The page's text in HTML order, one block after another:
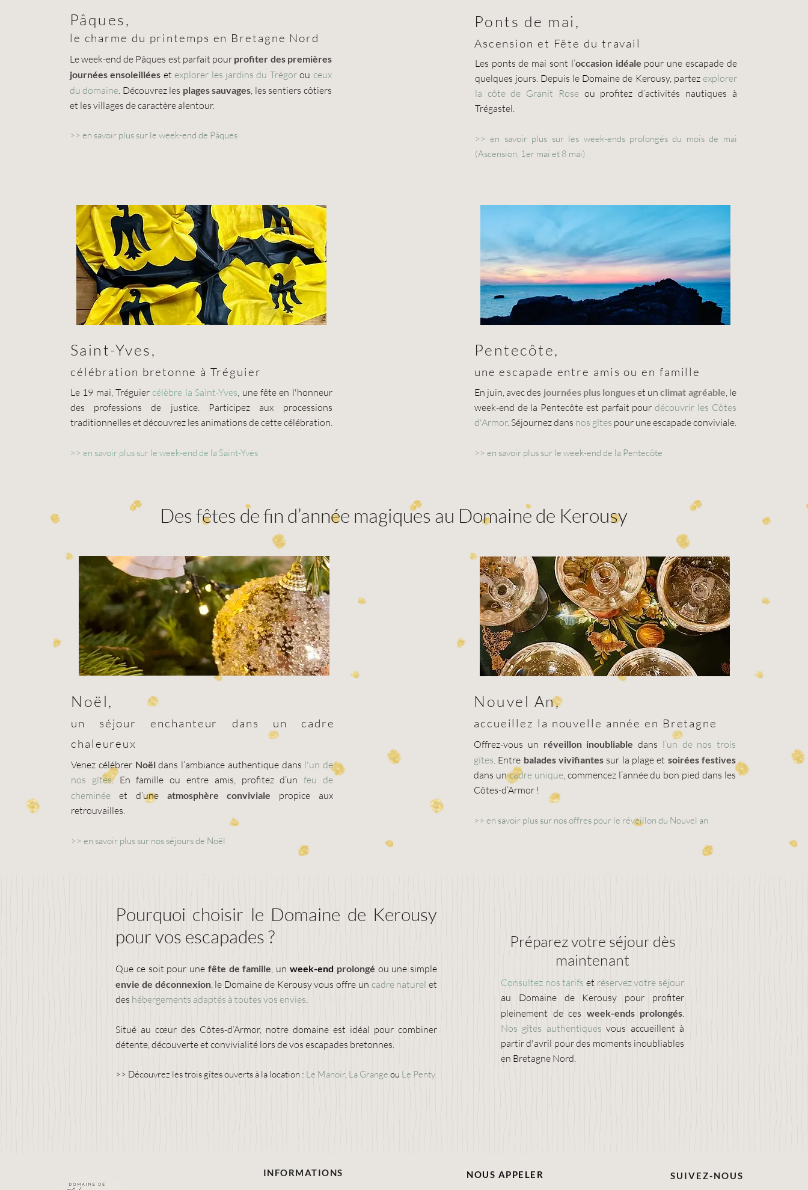
Pâques,
le charme du printemps en Bretagne Nord
Le week-end de Pâques est parfait pour profiter des premières
journées ensoleillées etexplorer les jardins du Trégorou ceux
du domaine. Découvrez les plages sauvages, les sentiers côtiers
et les villages de caractère alentour.
>> en savoir plus sur le week-end de Pâques
Ponts de mai,
Ascension et Fête du travail
Les ponts de mai sont l’occasion idéale pour une escapade de
quelques jours. Depuis le Domaine de Kerousy, partez explorer
la côte de Granit Roseou profitez d’activités nautiques à
Trégastel.
>>en savoir plus sur les week-ends prolongés du mois de mai
(Ascension, 1er mai et 8 mai)
Saint-Yves,
célébration bretonne à Tréguier
Le 19 mai, Tréguiercélèbre la Saint-Yves, une fête en l'honneur
des professions de justice. Participez aux processions
traditionnelles et découvrez les animations de cette célébration.
>> en savoir plus sur le week-end de la Saint-Yves
Pentecôte,
une escapade entre amis ou en famille
En juin, avec des journées plus longueset unclimat agréable, le
week-end de la Pentecôte est parfait pourdécouvrir les Côtes
d'Armor. Séjournez dans nos gîtes pour une escapade conviviale.
>> en savoir plus sur le week-end de la Pentecôte
Des fêtes de fin d’année magiques au Domaine de Kerousy
Noël,
un séjour enchanteur dans un cadre
chaleureux
Venez célébrer Noëldans l’ambiance authentique dans l'un de
nos gîtes. En famille ou entre amis, profitez d’unfeu de
cheminée et d’une atmosphère conviviale propice aux
retrouvailles.
>> en savoir plus sur nos séjours de Noël
Nouvel An,
accueillez la nouvelle année en Bretagne
Offrez-vous un réveillon inoubliable dans l’un de nos trois
gîtes. Entre balades vivifiantes sur la plage et soirées festives
dans uncadre unique, commencez l’année du bon pied dans les
Côtes-d’Armor !
>> en savoir plus sur nos offres pour le réveillon du Nouvel an
Pourquoi choisir le Domaine de Kerousy
pour vos escapades ?
Que ce soit pour une fête de famille, un week-end prolongé ou une simple
envie de déconnexion, le Domaine de Kerousy vous offre un cadre naturel et
des hébergements adaptés à toutes vos envies.
Situé au cœur des Côtes-d’Armor, notre domaine est idéal pour combiner
détente, découverte et convivialité lors de vos escapades bretonnes.
>> Découvrez les trois gîtes ouverts à la location : Le Manoir, La Grange ou Le Penty
Préparez votre séjour dès
maintenant
Consultez nos tarifs et réservez votre séjour
au Domaine de Kerousy pour profiter
pleinement de ces week-ends prolongés.
Nos gîtes authentiques vous accueillent à
partir d'avril pour des moments inoubliables
en Bretagne Nord.
INFORMATIONS NOUS APPELER SUIVEZ-NOUS